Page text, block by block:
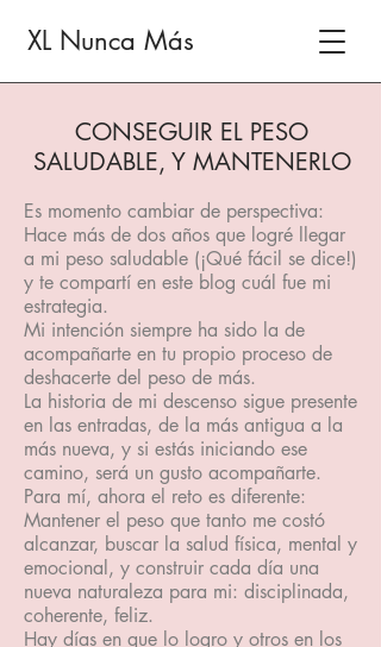
XL Nunca Más
CONSEGUIR EL PESO
SALUDABLE, Y MANTENERLO
Es momento cambiar de perspectiva:
Hace más de dos años que logré llegar
a mi peso saludable (¡Qué fácil se dice!)
y te compartí en este blog cuál fue mi
estrategia.
Mi intención siempre ha sido la de
acompañarte en tu propio proceso de
deshacerte del peso de más.
La historia de mi descenso sigue presente
en las entradas, de la más antigua a la
más nueva, y si estás iniciando ese
camino, será un gusto acompañarte.
Para mí, ahora el reto es diferente:
Mantener el peso que tanto me costó
alcanzar, buscar la salud física, mental y
emocional, y construir cada día una
nueva naturaleza para mi: disciplinada,
coherente, feliz.
Hay días en que lo logro y otros en los